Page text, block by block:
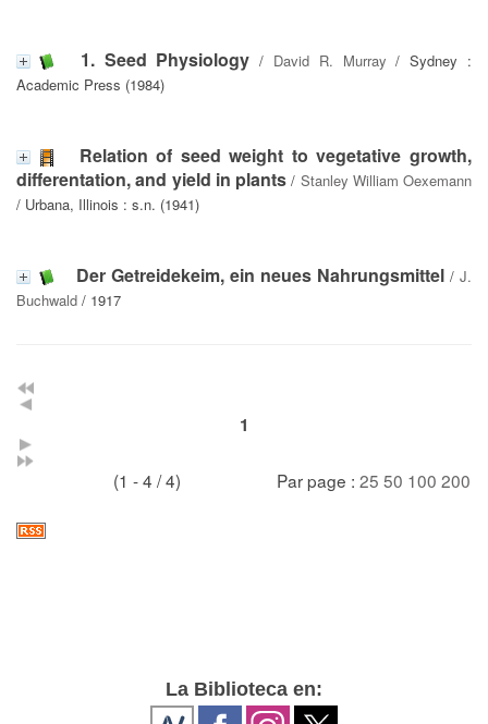
1. Seed Physiology / David R. Murray / Sydney :
Academic Press (1984)
Relation of seed weight to vegetative growth,
differentation, and yield in plants / Stanley William Oexemann
/ Urbana, Illinois : s.n. (1941)
Der Getreidekeim, ein neues Nahrungsmittel / J.
Buchwald / 1917
1
(1 - 4 / 4) Par page : 25 50 100 200
La Biblioteca en: